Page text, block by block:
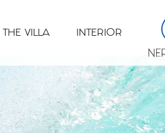
THE VILLA INTERIOR